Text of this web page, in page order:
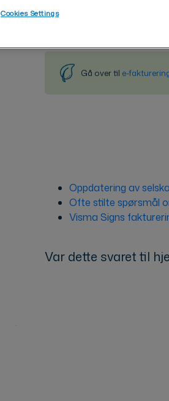
Päivitetty 15.09.2025
Gå over til e-
Oppdatering av
Ofte stilte spørsmål
Visma Signs
Var dette svaret til
Cookies Settings